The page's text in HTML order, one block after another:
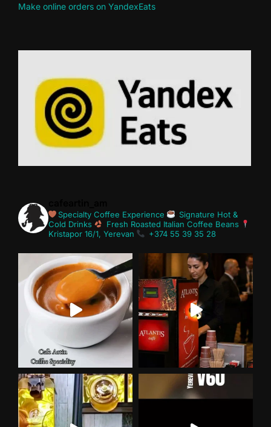
Make online orders on YandexEats
Specialty Coffee Experience
Signature Hot &
Cold Drinks
Fresh Roasted Italian Coffee Beans
Kristapor 16/1, Yerevan
+374 55 39 35 28